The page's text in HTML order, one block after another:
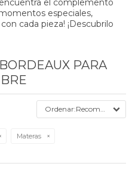
encuentra el complemento
especiales,
cada pieza! ¡Descubrilo
PARA
Recomendados
Materas